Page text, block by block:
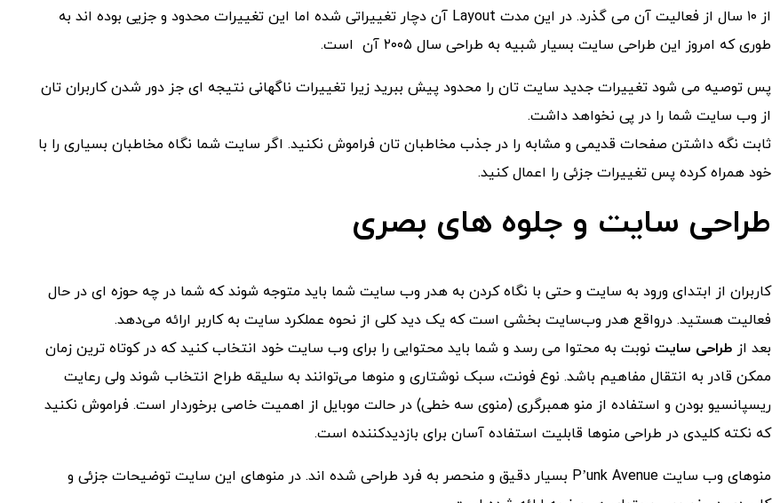
از ١۰ سال از فعالیت آن می گذرد. در این مدت Layout آن دچار تغییراتی شده اما این تغییرات محدود و جزیی بوده اند به
طوری که امروز این طراحی سایت بسیار شبیه به طراحی سال ٢۰۰۵ آن است.
پس توصیه می شود تغییرات جدید سایت تان را محدود پیش ببرید زیرا تغییرات ناگهانی نتیجه ای جز دور شدن کاربران تان
از وب سایت شما را در پی نخواهد داشت.
ثابت نگه داشتن صفحات قدیمی و مشابه را در جذب مخاطبان تان فراموش نکنید. اگر سایت شما نگاه مخاطبان بسیاری را با
خود همراه کرده پس تغییرات جزئی را اعمال کنید.
طراحی سایت و جلوه های بصری
کاربران از ابتدای ورود به سایت و حتی با نگاه کردن به هدر وب سایت شما باید متوجه شوند که شما در چه حوزه ای در حال
فعالیت هستید. درواقع هدر وب‌سایت بخشی است که یک دید کلی از نحوه عملکرد سایت به کاربر ارائه می‌دهد.
بعد از طراحی سایت نوبت به محتوا می رسد و شما باید محتوایی را برای وب سایت خود انتخاب کنید که در کوتاه ترین زمان
ممکن قادر به انتقال مفاهیم باشد. نوع فونت، سبک نوشتاری و منوها می‌توانند به سلیقه طراح انتخاب شوند ولی رعایت
ریسپانسیو بودن و استفاده از منو همبرگری (منوی سه خطی) در حالت موبایل از اهمیت خاصی برخوردار است. فراموش نکنید
که نکته کلیدی در طراحی منوها قابلیت استفاده آسان برای بازدیدکننده است.
منوهای وب ‌سایت P’unk Avenue بسیار دقیق و منحصر به ‌فرد طراحی شده اند. در منوهای این سایت توضیحات جزئی و